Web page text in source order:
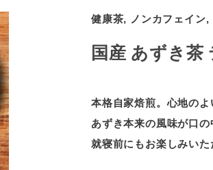
健康茶, ノンカフェイン
国産 あずき茶
本格自家焙煎。心地のよ
あずき本来の風味が口の
就寝前にもお楽しみいた